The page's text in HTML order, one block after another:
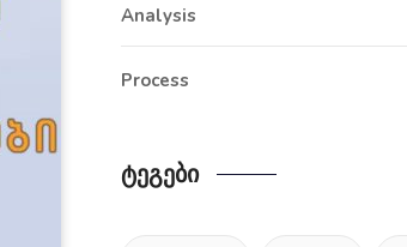
Analysis
Process
Ტეგები